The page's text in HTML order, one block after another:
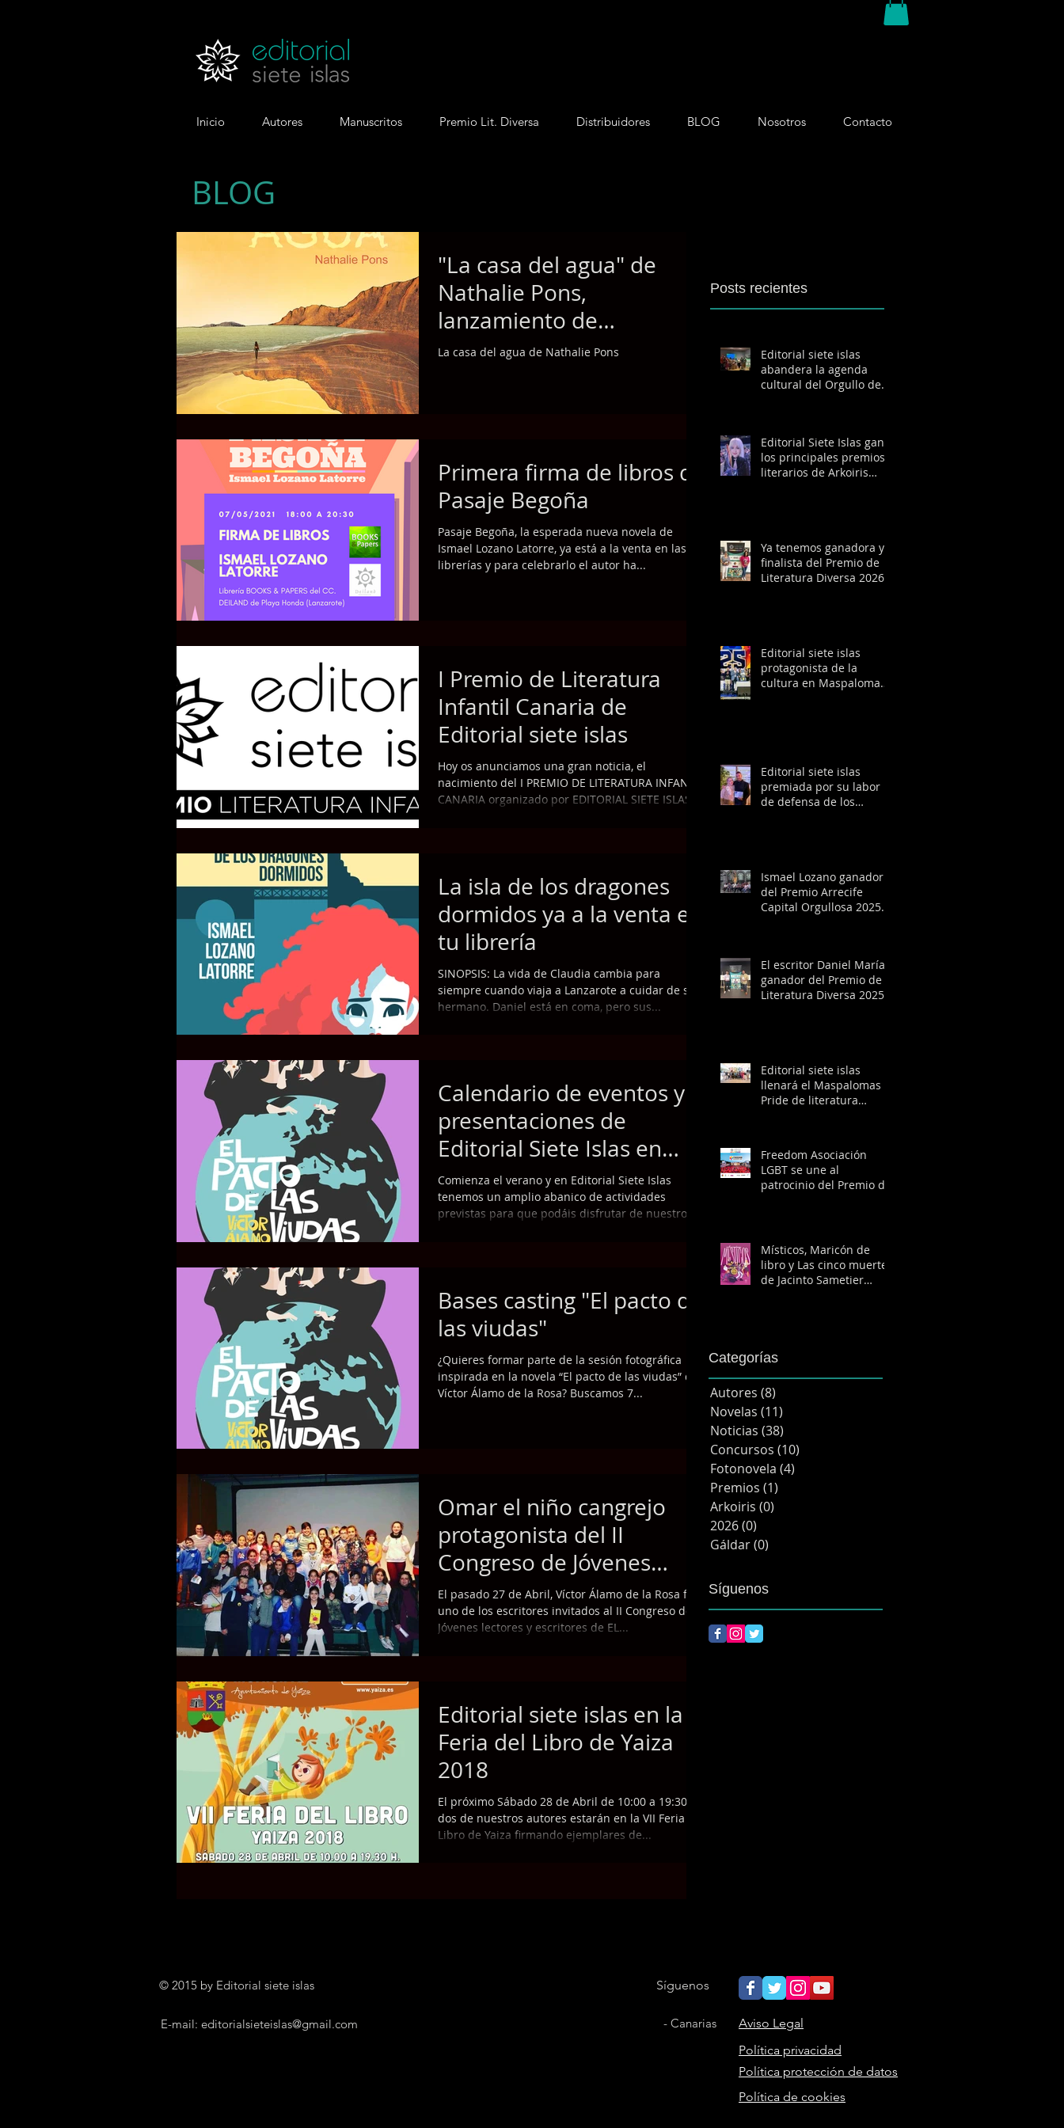
Inicio Autores Manuscritos Premio Lit. Diversa Distribuidores BLOG Nosotros Contacto
BLOG
"La casa del agua" de
Nathalie Pons,
lanzamiento de
septiembre de 2024
La casa del agua de Nathalie Pons
Primera firma de libros de
Pasaje Begoña
Pasaje Begoña, la esperada nueva novela de
Ismael Lozano Latorre, ya está a la venta en las
librerías y para celebrarlo el autor ha...
I Premio de Literatura
Infantil Canaria de
Editorial siete islas
Hoy os anunciamos una gran noticia, el
nacimiento del I PREMIO DE LITERATURA INFANTIL
CANARIA organizado por EDITORIAL SIETE ISLAS
La isla de los dragones
dormidos ya a la venta en
tu librería
SINOPSIS: La vida de Claudia cambia para
siempre cuando viaja a Lanzarote a cuidar de su
hermano. Daniel está en coma, pero sus...
Calendario de eventos y
presentaciones de
Editorial Siete Islas en
Junio de 2019 (El Hierro,
Lanzaro
Comienza el verano y en Editorial Siete Islas
tenemos un amplio abanico de actividades
previstas para que podáis disfrutar de nuestros...
Bases casting "El pacto de
las viudas"
¿Quieres formar parte de la sesión fotográfica
inspirada en la novela “El pacto de las viudas” de
Víctor Álamo de la Rosa? Buscamos 7...
Omar el niño cangrejo
protagonista del II
Congreso de Jóvenes
Lectores y Escritores de El
Hierro
El pasado 27 de Abril, Víctor Álamo de la Rosa fue
uno de los escritores invitados al II Congreso de
Jóvenes lectores y escritores de EL...
Editorial siete islas en la
Feria del Libro de Yaiza
2018
El próximo Sábado 28 de Abril de 10:00 a 19:30
dos de nuestros autores estarán en la VII Feria del
Libro de Yaiza firmando ejemplares de...
Posts recientes
Editorial siete islas
abandera la agenda
cultural del Orgullo de
Editorial Siete Islas gana
los principales premios
literarios de Arkoiris
Ya tenemos ganadora y
finalista del Premio de
Literatura Diversa 2026
Editorial siete islas
protagonista de la
cultura en Maspalomas
Editorial siete islas
premiada por su labor
de defensa de los
Ismael Lozano ganador
del Premio Arrecife
Capital Orgullosa 2025
El escritor Daniel María,
ganador del Premio de
Literatura Diversa 2025
Freedom
Editorial siete islas
llenará el Maspalomas
Pride de literatura
Freedom Asociación
LGBT se une al
patrocinio del Premio de
Místicos, Maricón de
libro y Las cinco muertes
de Jacinto Sametier
Categorías
Autores (8)
Novelas (11)
Noticias (38)
Concursos (10)
Fotonovela (4)
Premios (1)
Arkoiris (0)
2026(0)
Gáldar(0)
Síguenos
© 2015 by Editorial siete islas
E-mail: editorialsieteislas@gmail.com
Síguenos
- Canarias
Aviso Legal
Política privacidad
Política protección de datos
Política de cookies